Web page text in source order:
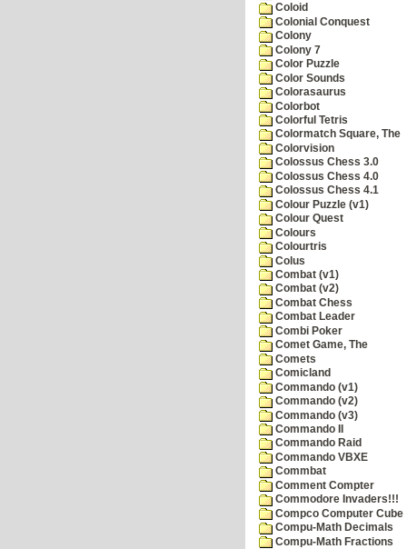
Coloid
Colonial Conquest
Colony
Colony 7
Color Puzzle
Color Sounds
Colorasaurus
Colorbot
Colorful Tetris
Colormatch Square, The
Colorvision
Colossus Chess 3.0
Colossus Chess 4.0
Colossus Chess 4.1
Colour Puzzle (v1)
Colour Quest
Colours
Colourtris
Colus
Combat (v1)
Combat (v2)
Combat Chess
Combat Leader
Combi Poker
Comet Game, The
Comets
Comicland
Commando (v1)
Commando (v2)
Commando (v3)
Commando II
Commando Raid
Commando VBXE
Commbat
Comment Compter
Commodore Invaders!!!
Compco Computer Cube
Compu-Math Decimals
Compu-Math Fractions